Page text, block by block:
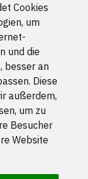
Cookies
um
und die
besser an
Diese
außerdem,
um zu
Besucher
Website
August 2026